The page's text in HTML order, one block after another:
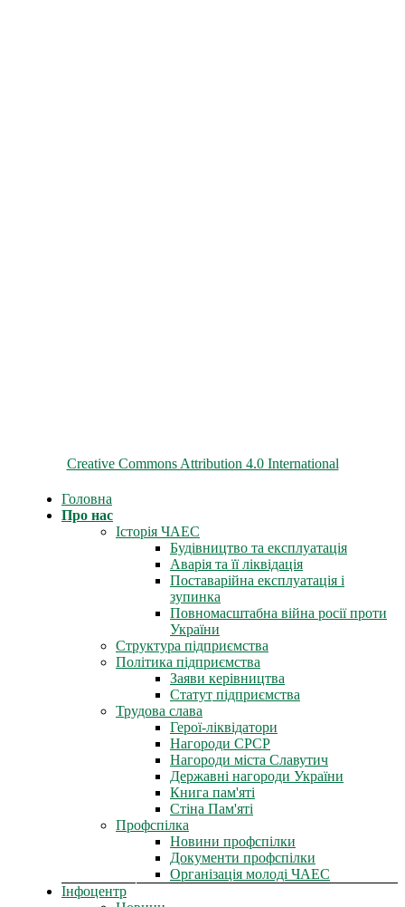
Creative Commons Attribution 4.0 International
Головна
Про нас
Історія ЧАЕС
Будівництво та експлуатація
Аварія та її ліквідація
Поставарійна експлуатація і
зупинка
Повномасштабна війна росії проти
України
Структура підприємства
Політика підприємства
Заяви керівництва
Статут підприємства
Трудова слава
Герої-ліквідатори
Нагороди СРСР
Нагороди міста Славутич
Державні нагороди України
Книга пам'яті
Стіна Пам'яті
Профспілка
Новини профспілки
Документи профспілки
Організація молоді ЧАЕС
Інфоцентр